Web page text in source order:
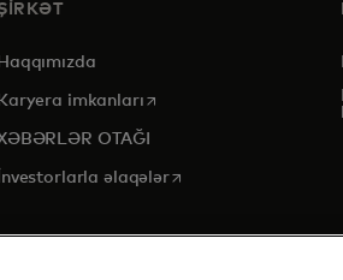
Haqqımızda
Karyera imkanlarıopens in a new tab
OTAĞI
İnvestorlarla əlaqələropens in a new tab